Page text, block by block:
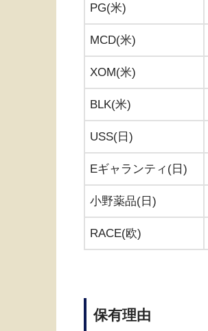
PG(米)
MCD(米)
XOM(米)
BLK(米)
USS(日)
Eギャランティ(日)
小野薬品(日)
RACE(欧)
保有理由